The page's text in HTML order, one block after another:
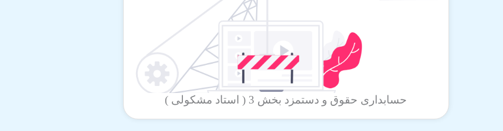
حسابداری حقوق و دستمزد بخش 3 ( استاد مشکولی )